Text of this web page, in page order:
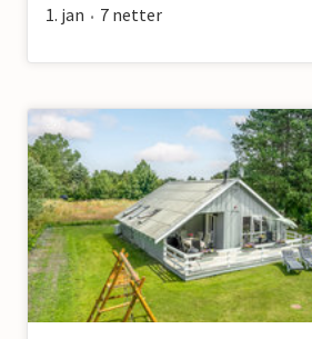
1. jan • 7 netter